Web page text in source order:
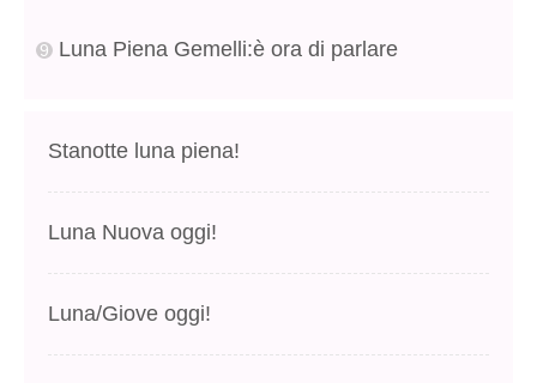
Luna Piena Gemelli:è ora di parlare
Stanotte luna piena!
Luna Nuova oggi!
Luna/Giove oggi!